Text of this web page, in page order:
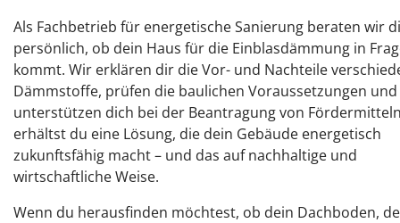
Als Fachbetrieb für energetische Sanierung beraten wir
persönlich, ob dein Haus für die Einblasdämmung in
kommt. Wir erklären dir die Vor- und Nachteile
Dämmstoffe, prüfen die baulichen Voraussetzungen und
unterstützen dich bei der Beantragung von
erhältst du eine Lösung, die dein Gebäude energetisch
zukunftsfähig macht – und das auf nachhaltige und
wirtschaftliche Weise.
Wenn du herausfinden möchtest, ob dein Dachboden,